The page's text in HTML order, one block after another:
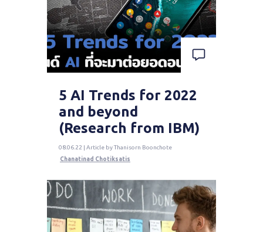
5 AI Trends for 2022
and beyond
(Research from IBM)
08.06.22 | Article by Thanisorn Boonchote
Chanatinad Chotiksatis